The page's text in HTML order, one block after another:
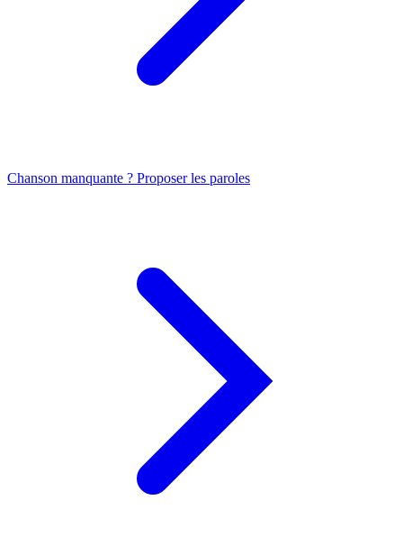
Chanson manquante ? Proposer les paroles